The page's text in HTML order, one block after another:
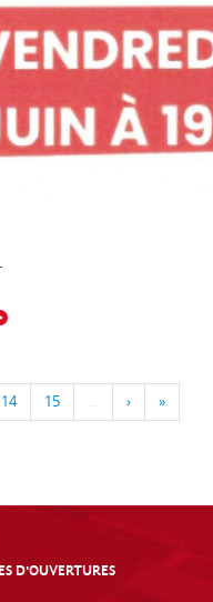
14 15 … › »
D'OUVERTURES